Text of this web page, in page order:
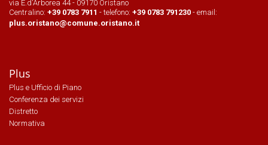
via E.d'Arborea 44 - 09170 Oristano
Centralino: +39 0783 7911 - telefono: +39 0783 791230 - email:
plus.oristano@comune.oristano.it
Plus
Plus e Ufficio di Piano
Conferenza dei servizi
Distretto
Normativa